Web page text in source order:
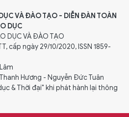
VÀ ĐÀO TẠO - DIỄN ĐÀN TOÀN
DỤC
DỤC VÀ ĐÀO TẠO
cấp ngày 29/10/2020, ISSN 1859-
Hương - Nguyễn Đức Tuân
& Thời đại" khi phát hành lại thông